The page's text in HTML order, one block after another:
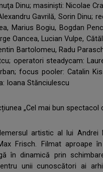
Dinu; masinişti: Nicolae
Gavrilă, Sorin Dinu;
Marius Bogiu, Bogdan
Oancea, Lucian Vulpe,
Bartolomeu, Radu
operatori steadycam:
focus pooler: Catalin
Ioana Stănciulescu
„Cel mai bun spectacol
artistic al lui Andrei
Frisch. Filmat aproape
în dinamică prin
unii cunoscători ai